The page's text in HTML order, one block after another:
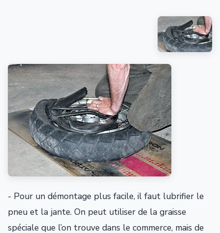
- Pour un démontage plus facile, il faut lubrifier le
pneu et la jante. On peut utiliser de la graisse
spéciale que l’on trouve dans le commerce, mais de